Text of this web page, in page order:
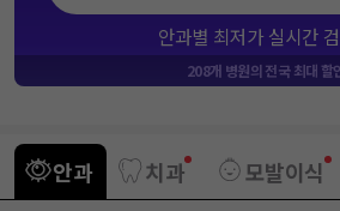
안과별 최저가 실시간
208개 병원의 전국 최대 할
안과 치과 모발이식